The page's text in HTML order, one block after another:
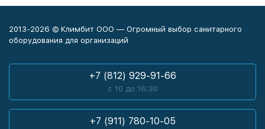
2013-2026 © Климбит ООО — Огромный выбор санитарного
оборудования для организаций
+7 (812) 929-91-66
с 10 до 16:30
+7 (911) 780-10-05